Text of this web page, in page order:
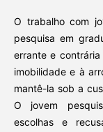
O trabalho com
pesquisa em
errante e
imobilidade e à
mantê-la sob a
O jovem
escolhas e